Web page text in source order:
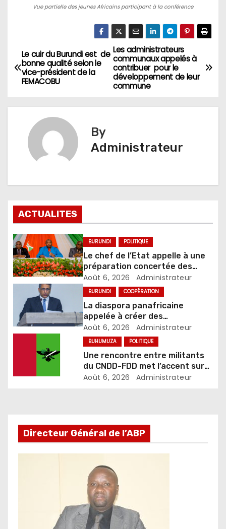
Vue partielle des jeunes Africains participant à la conférence
Navigation
de
Les administrateurs
communaux appelés à
contribuer pour le
développement de leur
commune
Le cuir du Burundi est de
bonne qualité selon le
vice-président de la
FEMACOBU
By
Administrateur
ACTUALITES
BURUNDI POLITIQUE
Le chef de l’Etat appelle à une
préparation concertée des
élections de 2027
Août 6, 2026 Administrateur
BURUNDI COOPÉRATION
La diaspora panafricaine
appelée à créer des
mécanismes favorisant
l’investissement dans les pays
d’origine
Août 6, 2026 Administrateur
BUHUMUZA POLITIQUE
Une rencontre entre militants
du CNDD-FDD met l’accent sur
le développement et la sécurité
Août 6, 2026 Administrateur
Directeur Général de l’ABP